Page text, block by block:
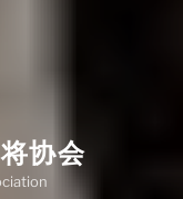
协会